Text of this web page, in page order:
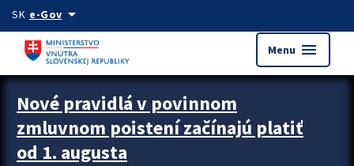
Preskocit na hlavný obsah
SK e-Govarrow_drop_down
Menu menu
Zastavit automatický posun upútavok
Nové pravidlá v povinnom
zmluvnom poistení začínajú platiť
od 1. augusta